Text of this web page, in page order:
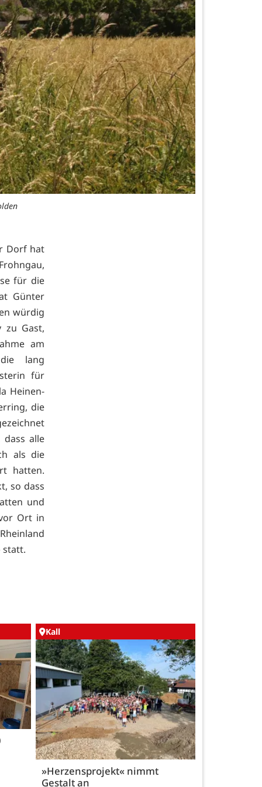
Dorf hat
für die
Günter
würdig
zu Gast,
am
die lang
für
Heinen-
die
dass alle
als die
hatten.
so dass
und
Ort in
statt.
Kall
»Herzensprojekt« nimmt
Gestalt an